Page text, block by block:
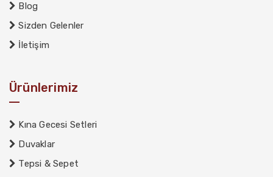
Blog
Sizden Gelenler
İletişim
Ürünlerimiz
Kına Gecesi Setleri
Duvaklar
Tepsi & Sepet